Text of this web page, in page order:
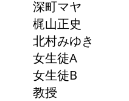
深町マヤ
梶山正史
北村みゆき
女生徒A
女生徒B
教授